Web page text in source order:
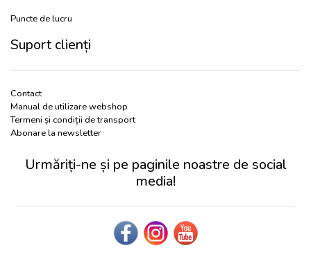
Puncte de lucru
Suport clienți
Contact
Manual de utilizare webshop
Termeni și condiții de transport
Abonare la newsletter
Urmăriți-ne și pe paginile noastre de social
media!